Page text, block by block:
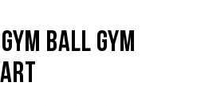
Ball Gym